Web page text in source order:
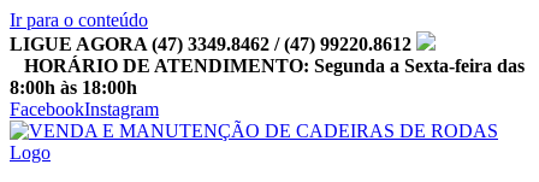
Ir para o conteúdo
LIGUE AGORA (47) 3349.8462 / (47) 99220.8612
HORÁRIO DE ATENDIMENTO: Segunda a Sexta-feira das
8:00h às 18:00h
FacebookInstagram